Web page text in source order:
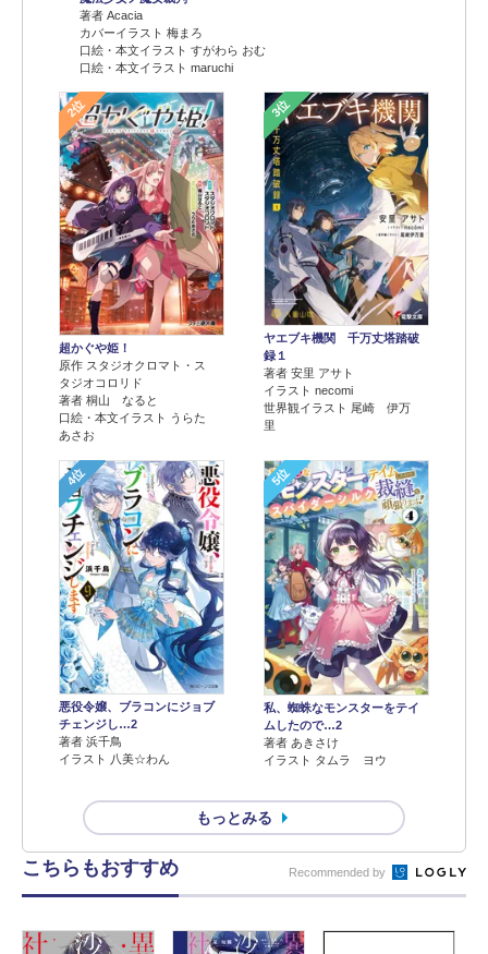
著者 Acacia
カバーイラスト 梅まろ
口絵・本文イラスト すがわら おむ
口絵・本文イラスト maruchi
2位
超かぐや姫！
原作 スタジオクロマト・ス
タジオコロリド
著者 桐山 なると
口絵・本文イラスト うらた
あさお
3位
ヤエブキ機関 千万丈塔踏破
録１
著者 安里 アサト
イラスト necomi
世界観イラスト 尾崎 伊万
里
4位
悪役令嬢、ブラコンにジョブ
チェンジし…2
著者 浜千鳥
イラスト 八美☆わん
5位
私、蜘蛛なモンスターをテイ
ムしたので…2
著者 あきさけ
イラスト タムラ ヨウ
もっとみる
こちらもおすすめ Recommended by